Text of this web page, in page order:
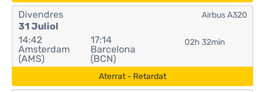
Divendres
31 Juliol
14:42
Amsterdam
(AMS)
17:14
Barcelona
(BCN)
02h 32min
Airbus A320
Aterrat - Retardat